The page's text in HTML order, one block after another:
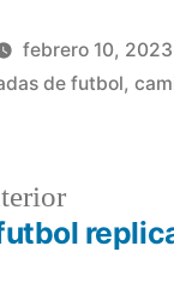
febrero 10, 2023
de futbol,
Entrada
anterior: